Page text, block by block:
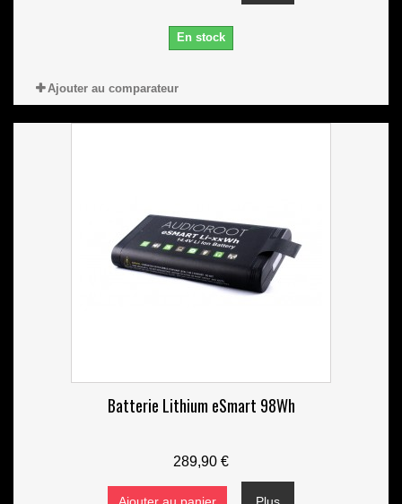
En stock
Ajouter au comparateur
Batterie Lithium eSmart 98Wh
289,90 €